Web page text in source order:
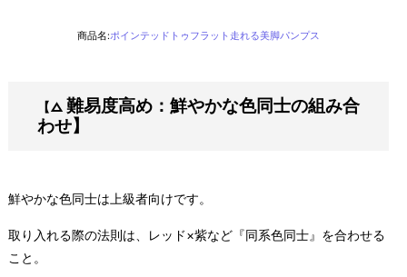
商品名:ポインテッドトゥフラット走れる美脚パンプス
【△ 難易度高め：鮮やかな色同士の組み合
わせ】
鮮やかな色同士は上級者向けです。
取り入れる際の法則は、レッド×紫など『同系色同士』を合わせる
こと。